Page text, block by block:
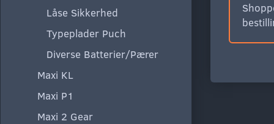
Låse Sikkerhed
Typeplader Puch
Diverse Batterier/Pærer
Maxi KL
Maxi P1
Maxi 2 Gear